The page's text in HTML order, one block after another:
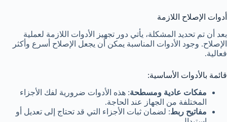
أدوات الإصلاح اللازمة
بعد أن تم تحديد المشكلة، يأتي دور تجهيز الأدوات اللازمة لعملية
الإصلاح. وجود الأدوات المناسبة يمكن أن يجعل الإصلاح أسرع وأكثر
فعالية.
قائمة بالأدوات الأساسية:
مفكات عادية ومسطحة: هذه الأدوات ضرورية لفك الأجزاء
المختلفة من الجهاز عند الحاجة.
مفاتيح ربط: لضمان ثبات الأجزاء التي قد تحتاج إلى تعديل أو